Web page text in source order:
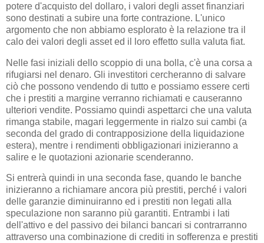
potere d'acquisto del dollaro, i valori degli asset finanziari
sono destinati a subire una forte contrazione. L'unico
argomento che non abbiamo esplorato è la relazione tra il
calo dei valori degli asset ed il loro effetto sulla valuta fiat.
Nelle fasi iniziali dello scoppio di una bolla, c'è una corsa a
rifugiarsi nel denaro. Gli investitori cercheranno di salvare
ciò che possono vendendo di tutto e possiamo essere certi
che i prestiti a margine verranno richiamati e causeranno
ulteriori vendite. Possiamo quindi aspettarci che una valuta
rimanga stabile, magari leggermente in rialzo sui cambi (a
seconda del grado di contrapposizione della liquidazione
estera), mentre i rendimenti obbligazionari inizieranno a
salire e le quotazioni azionarie scenderanno.
Si entrerà quindi in una seconda fase, quando le banche
inizieranno a richiamare ancora più prestiti, perché i valori
delle garanzie diminuiranno ed i prestiti non legati alla
speculazione non saranno più garantiti. Entrambi i lati
dell'attivo e del passivo dei bilanci bancari si contrarranno
attraverso una combinazione di crediti in sofferenza e prestiti